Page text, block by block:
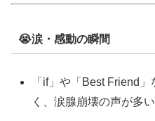
😭涙・感動の瞬間
「if」や「Best Friend
く、涙腺崩壊の声が多い